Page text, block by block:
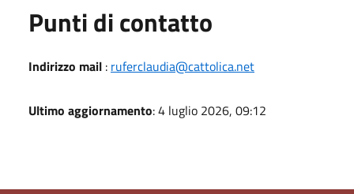
Punti di contatto
Indirizzo mail : ruferclaudia@cattolica.net
Ultimo aggiornamento: 4 luglio 2026, 09:12